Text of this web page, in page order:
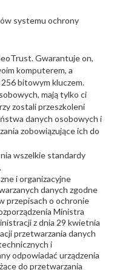
systemu ochrony
Gwarantuje on,
komputerem, a
bitowym kluczem.
mają tylko ci
zostali przeszkoleni
danych osobowych i
zobowiązujące ich do
wszelkie standardy
i organizacyjne
danych zgodne
przepisach o ochronie
Ministra
z dnia 29 kwietnia
przetwarzania danych
i
odpowiadać urządzenia
do przetwarzania